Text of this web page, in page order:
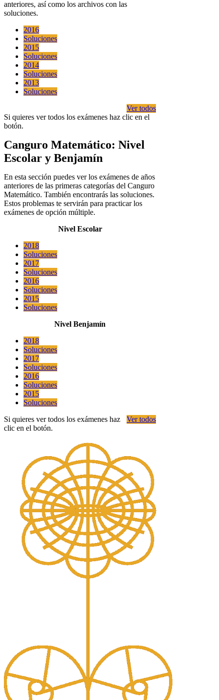
anteriores, así como los archivos con las
soluciones.
2016
Soluciones
2015
Soluciones
2014
Soluciones
2013
Soluciones
Ver todos
Si quieres ver todos los exámenes haz clic en el
botón.
Canguro Matemático: Nivel
Escolar y Benjamín
En esta sección puedes ver los exámenes de años
anteriores de las primeras categorías del Canguro
Matemático. También encontrarás las soluciones.
Estos problemas te servirán para practicar los
exámenes de opción múltiple.
Nivel Escolar
2018
Soluciones
2017
Soluciones
2016
Soluciones
2015
Soluciones
Nivel Benjamín
2018
Soluciones
2017
Soluciones
2016
Soluciones
2015
Soluciones
Ver todos
Si quieres ver todos los exámenes haz
clic en el botón.